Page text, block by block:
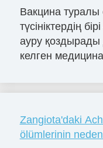
Вакцина туралы
түсініктердің
ауру қоздырады
келген
Zangiota'daki
ölümlerinin